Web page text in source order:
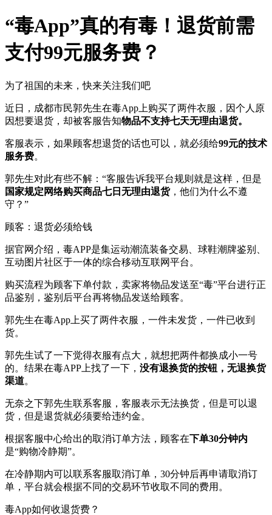
“毒App”真的有毒！退货前需
支付99元服务费？
为了祖国的未来，快来关注我们吧
近日，成都市民郭先生在毒App上购买了两件衣服，因个人原
因想要退货，却被客服告知物品不支持七天无理由退货。
客服表示，如果顾客想退货的话也可以，就必须给99元的技术
服务费。
郭先生对此有些不解：“客服告诉我平台规则就是这样，但是
国家规定网络购买商品七日无理由退货，他们为什么不遵
守？”
顾客：退货必须给钱
据官网介绍，毒APP是集运动潮流装备交易、球鞋潮牌鉴别、
互动图片社区于一体的综合移动互联网平台。
购买流程为顾客下单付款，卖家将物品发送至“毒”平台进行正
品鉴别，鉴别后平台再将物品发送给顾客。
郭先生在毒App上买了两件衣服，一件未发货，一件已收到
货。
郭先生试了一下觉得衣服有点大，就想把两件都换成小一号
的。结果在毒APP上找了一下， 没有退换货的按钮，无退换货
渠道。
无奈之下郭先生联系客服，客服表示无法换货，但是可以退
货，但是退货就必须要给违约金。
根据客服中心给出的取消订单方法，顾客在下单30分钟内
是“购物冷静期”。
在冷静期内可以联系客服取消订单，30分钟后再申请取消订
单，平台就会根据不同的交易环节收取不同的费用。
毒App如何收退货费？